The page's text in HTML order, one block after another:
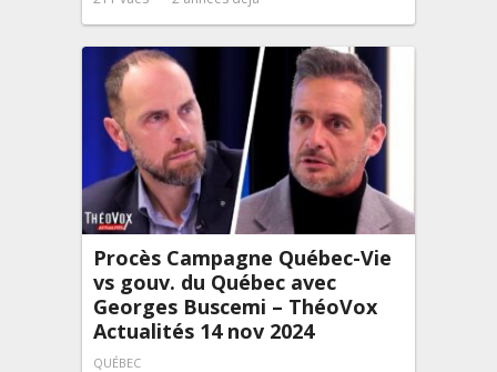
Procès Campagne Québec-Vie
vs gouv. du Québec avec
Georges Buscemi – ThéoVox
Actualités 14 nov 2024
QUÉBEC